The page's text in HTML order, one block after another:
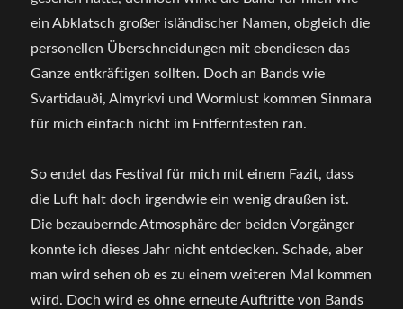
ein Abklatsch großer isländischer Namen, obgleich die
personellen Überschneidungen mit ebendiesen das
Ganze entkräftigen sollten. Doch an Bands wie
Svartidauði, Almyrkvi und Wormlust kommen Sinmara
für mich einfach nicht im Entferntesten ran.
So endet das Festival für mich mit einem Fazit, dass
die Luft halt doch irgendwie ein wenig draußen ist.
Die bezaubernde Atmosphäre der beiden Vorgänger
konnte ich dieses Jahr nicht entdecken. Schade, aber
man wird sehen ob es zu einem weiteren Mal kommen
wird. Doch wird es ohne erneute Auftritte von Bands